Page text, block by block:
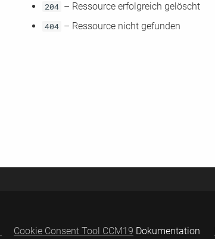
204 – Ressource erfolgreich gelöscht
404 – Ressource nicht gefunden
Cookie Consent Tool CCM19 Dokumentation